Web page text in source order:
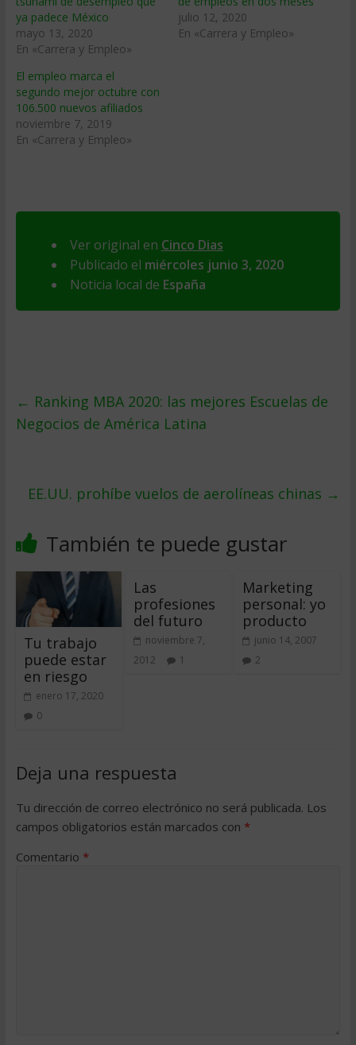
ya padece México
mayo 13, 2020
En «Carrera y Empleo»
julio 12, 2020
En «Carrera y Empleo»
El empleo marca el
segundo mejor octubre con
106.500 nuevos afiliados
noviembre 7, 2019
En «Carrera y Empleo»
Ver original en Cinco Dias
Publicado el miércoles junio 3, 2020
Noticia local de España
← Ranking MBA 2020: las mejores Escuelas de
Negocios de América Latina
EE.UU. prohíbe vuelos de aerolíneas chinas →
También te puede gustar
Tu trabajo
puede estar
en riesgo
enero 17, 2020
0
Las
profesiones
del futuro
noviembre 7,
2012
1
Marketing
personal: yo
producto
junio 14, 2007
2
Deja una respuesta
Tu dirección de correo electrónico no será publicada. Los
campos obligatorios están marcados con *
Comentario *